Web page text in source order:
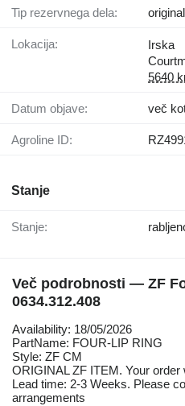
Tip rezervnega dela:
Lokacija:
Irska
5640
Datum objave: več
Agroline ID:
Stanje
Stanje:
Več podrobnosti — ZF
0634.312.408
Availability: 18/05/2026
PartName: FOUR-LIP RING
Style: ZF CM
ORIGINAL ZF ITEM. Your order
Lead time: 2-3 Weeks. Please
arrangements